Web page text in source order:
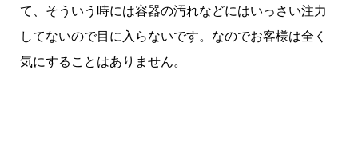
て、そういう時には容器の汚れなどにはいっさい注力
してないので目に入らないです。なのでお客様は全く
気にすることはありません。